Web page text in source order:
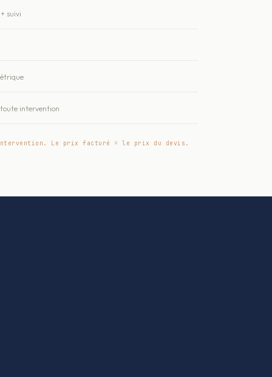
suivi
intervention
Le prix facturé = le prix du devis.